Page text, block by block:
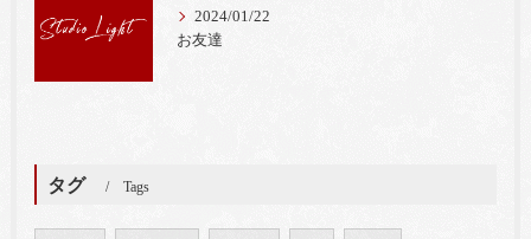
2024/01/22
お友達
タグ Tags